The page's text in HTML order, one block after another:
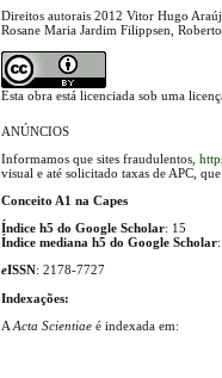
Direitos autorais 2012 Vitor Hugo
Rosane Maria Jardim Filippsen,
Esta obra está licenciada sob uma
ANÚNCIOS
Informamos que sites fraudulentos,
visual e até solicitado taxas de APC,
Conceito A1 na Capes
Índice h5 do Google Scholar: 15
Índice mediana h5 do Google Scholar
eISSN: 2178-7727
Indexações:
AActa Scientiaeé indexada em: